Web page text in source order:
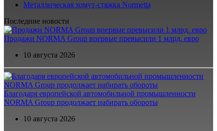
Металлическая хомут-стяжка Normetta
Последние новости
Продажи NORMA Group впервые превысили 1 млрд. евро
10 августа 2026
Благодаря европейской автомобильной промышленности
NORMA Group продолжает набирать обороты
10 августа 2026